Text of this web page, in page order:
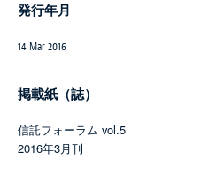
発行年月
14 Mar 2016
掲載紙（誌）
信託フォーラム vol.5
2016年3月刊